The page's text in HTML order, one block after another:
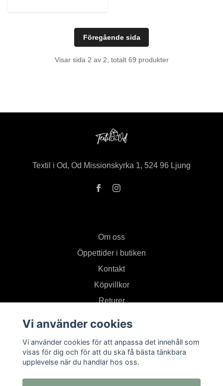
Föregående sida
Visar sida 2 av 2, totalt 69 produkter
Textil i Od, Od Missionskyrka 1, 524 96 Ljung
Om oss
Öppettider i butiken
Kontakt
Köpvillkor
Returer
Prenumerera på vårt nyhetsbrev
Vi använder cookies
Vi använder cookies för att anpassa det innehåll som
visas för dig och för att du ska få bästa tänkbara
upplevelse när du handlar hos oss.